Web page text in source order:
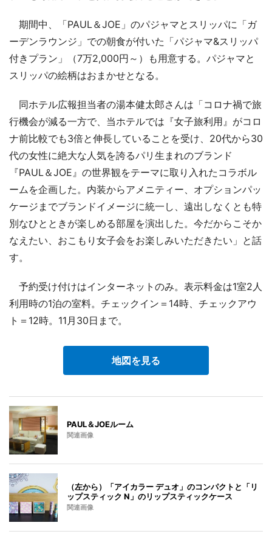
期間中、「PAUL＆JOE」のパジャマとスリッパに「ガ
ーデンラウンジ」での朝食が付いた「パジャマ&スリッパ
付きプラン」（7万2,000円～）も用意する。パジャマと
スリッパの絵柄はおまかせとなる。
同ホテル広報担当者の湯本健太郎さんは「コロナ禍で旅
行機会が減る一方で、当ホテルでは『女子旅利用』がコロ
ナ前比較でも3倍と伸長していることを受け、20代から30
代の女性に絶大な人気を誇るパリ生まれのブランド
『PAUL＆JOE』の世界観をテーマに取り入れたコラボル
ームを企画した。内装からアメニティー、オプションパッ
ケージまでブランドイメージに統一し、遠出しなくとも特
別なひとときが楽しめる部屋を演出した。今だからこそか
なえたい、おこもり女子会をお楽しみいただきたい」と話
す。
予約受け付けはインターネットのみ。表示料金は1室2人
利用時の1泊の室料。チェックイン＝14時、チェックアウ
ト＝12時。11月30日まで。
地図を見る
PAUL＆JOEルーム
関連画像
（左から）「アイカラー デュオ」のコンパクトと「リ
ップスティック N」のリップスティックケース
関連画像